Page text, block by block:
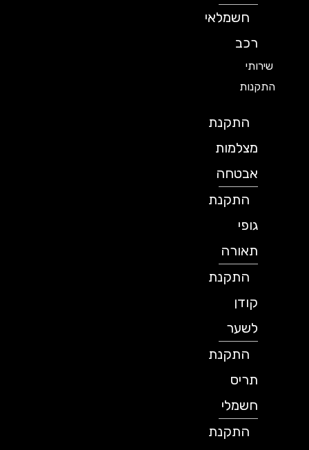
חשמלאי
שירותי
התקנות
התקנת
מצלמות
אבטחה
התקנת
תאורה
התקנת
לשער
התקנת
תריס
חשמלי
התקנת